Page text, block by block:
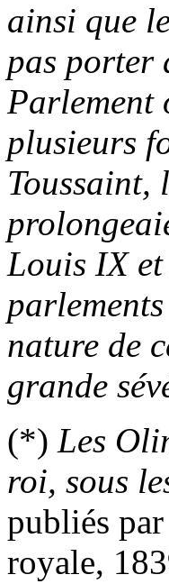
ainsi que
pas porter
Parlement
plusieurs
Toussaint,
Louis IX et
nature de
grande
(*) Les
roi, sous
publiés
royale,